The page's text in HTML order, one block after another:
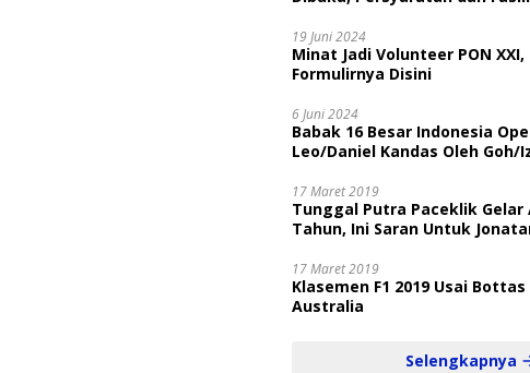
19 Juni 2024
Minat Jadi Volunteer PON XXI,
Formulirnya Disini
6 Juni 2024
Babak 16 Besar Indonesia
Leo/Daniel Kandas Oleh Goh/
17 Maret 2019
Tunggal Putra Paceklik Gelar
Tahun, Ini Saran Untuk
17 Maret 2019
Klasemen F1 2019 Usai
Australia
Selengkapnya